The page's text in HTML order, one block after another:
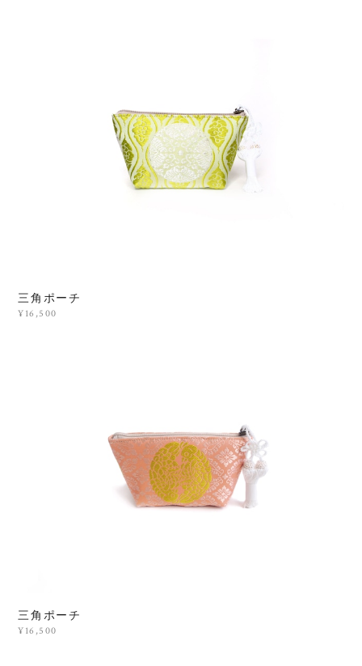
三角ポーチ
¥16,500
三角ポーチ
¥16,500